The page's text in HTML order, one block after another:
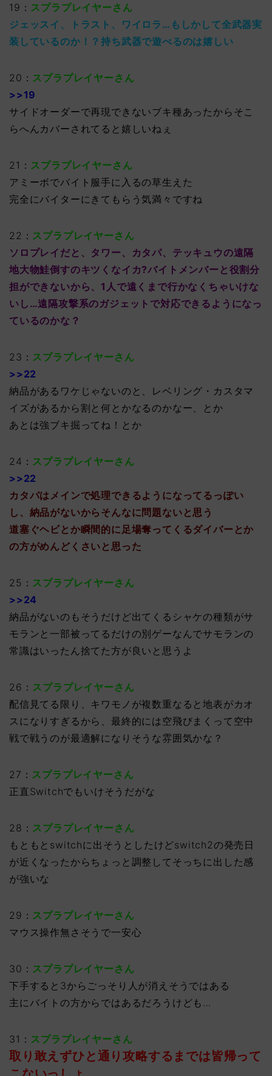
19： スプラプレイヤーさん
ジェッスイ、トラスト、ワイロラ…もしかして全武器実
装しているのか！？持ち武器で遊べるのは嬉しい
20： スプラプレイヤーさん
>>19
サイドオーダーで再現できないブキ種あったからそこ
らへんカバーされてると嬉しいねぇ
21： スプラプレイヤーさん
アミーボでバイト服手に入るの草生えた
完全にバイターにきてもらう気満々ですね
22： スプラプレイヤーさん
ソロプレイだと、タワー、カタパ、テッキュウの遠隔
地大物鮭倒すのキツくなイカ?バイトメンバーと役割分
担ができないから、1人で遠くまで行かなくちゃいけな
いし…遠隔攻撃系のガジェットで対応できるようになっ
ているのかな？
23： スプラプレイヤーさん
>>22
納品があるワケじゃないのと、レベリング・カスタマ
イズがあるから割と何とかなるのかなー、とか
あとは強ブキ掘ってね！とか
24： スプラプレイヤーさん
>>22
カタパはメインで処理できるようになってるっぽい
し、納品がないからそんなに問題ないと思う
道塞ぐヘビとか瞬間的に足場奪ってくるダイバーとか
の方がめんどくさいと思った
25： スプラプレイヤーさん
>>24
納品がないのもそうだけど出てくるシャケの種類がサ
モランと一部被ってるだけの別ゲーなんでサモランの
常識はいったん捨てた方が良いと思うよ
26： スプラプレイヤーさん
配信見てる限り、キワモノが複数重なると地表がカオ
スになりすぎるから、最終的には空飛びまくって空中
戦で戦うのが最適解になりそうな雰囲気かな？
27： スプラプレイヤーさん
正直Switchでもいけそうだがな
28： スプラプレイヤーさん
もともとswitchに出そうとしたけどswitch2の発売日
が近くなったからちょっと調整してそっちに出した感
が強いな
29： スプラプレイヤーさん
マウス操作無さそうで一安心
30： スプラプレイヤーさん
下手すると3からごっそり人が消えそうではある
主にバイトの方からではあるだろうけども…
31： スプラプレイヤーさん
取り敢えずひと通り攻略するまでは皆帰って